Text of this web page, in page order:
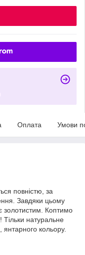
Оплата Умови
повністю, за
Завдяки цьому
золотистим. Коптимо
Тільки натуральне
кольору.